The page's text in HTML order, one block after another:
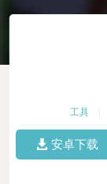
工具
安卓下载